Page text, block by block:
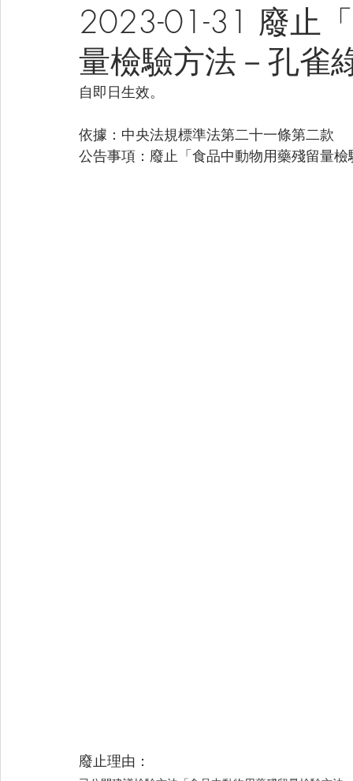
2023-01-31 廢止
量檢驗方法－孔雀
自即日生效。
依據：中央法規標準法第二十一條第二款
公告事項：廢止「食品中動物用藥殘留量
廢止理由：